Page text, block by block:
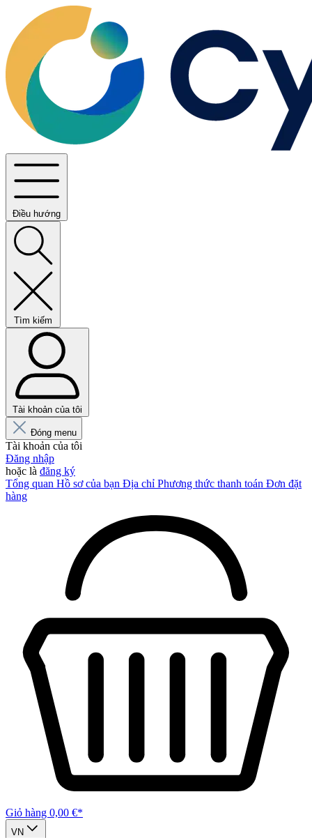
Điều hướng
Tìm kiếm
Tài khoản của tôi
Đóng menu
Tài khoản của tôi
Đăng nhập
hoặc là đăng ký
Tổng quan Hồ sơ của bạn Địa chỉ Phương thức thanh toán Đơn đặt
hàng
Giỏ hàng 0,00 €*
VN